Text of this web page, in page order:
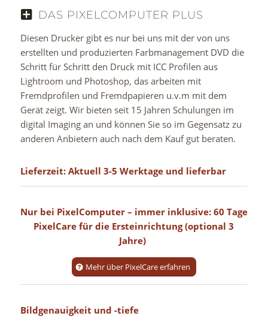
DAS PIXELCOMPUTER PLUS
Diesen Drucker gibt es nur bei uns mit der von uns
erstellten und produzierten Farbmanagement DVD die
Schritt für Schritt den Druck mit ICC Profilen aus
Lightroom und Photoshop, das arbeiten mit
Fremdprofilen und Fremdpapieren u.v.m mit dem
Gerät zeigt. Wir bieten seit 15 Jahren Schulungen im
digital Imaging an und können Sie so im Gegensatz zu
anderen Anbietern auch nach dem Kauf gut beraten.
Lieferzeit: Aktuell 3-5 Werktage und lieferbar
Nur bei PixelComputer – immer inklusive: 60 Tage
PixelCare für die Ersteinrichtung (optional 3
Jahre)
Mehr über PixelCare erfahren
Bildgenauigkeit und -tiefe